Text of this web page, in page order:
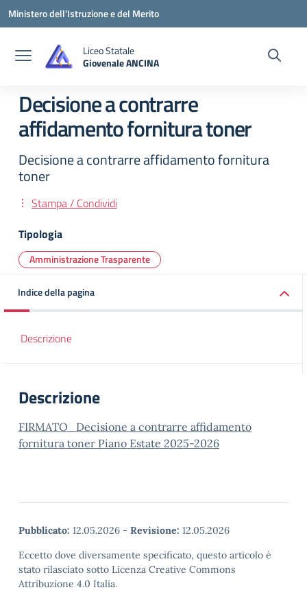
Vai ai contenuti
Vai al menu di navigazione
Vai al footer
Ministero dell'Istruzione e del Merito
Liceo Statale
Giovenale ANCINA
Decisione a contrarre
affidamento fornitura toner
Decisione a contrarre affidamento fornitura
toner
Stampa / Condividi
Tipologia
Amministrazione Trasparente
Indice della pagina
Descrizione
Descrizione
FIRMATO_Decisione a contrarre affidamento
fornitura toner Piano Estate 2025-2026
Pubblicato: 12.05.2026 - Revisione: 12.05.2026
Eccetto dove diversamente specificato, questo articolo è
stato rilasciato sotto Licenza Creative Commons
Attribuzione 4.0 Italia.